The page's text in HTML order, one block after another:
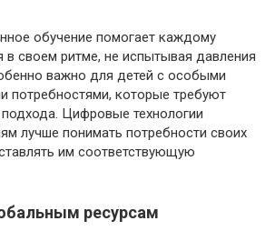
обучение помогает каждому
в своем ритме, не испытывая давления
важно для детей с особыми
потребностями, которые требуют
Цифровые технологии
лучше понимать потребности своих
им соответствующую
ресурсам